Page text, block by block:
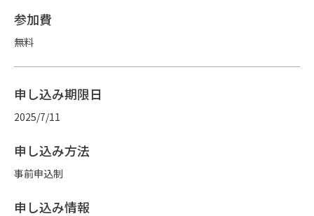
参加費
無料
申し込み期限日
2025/7/11
申し込み方法
事前申込制
申し込み情報